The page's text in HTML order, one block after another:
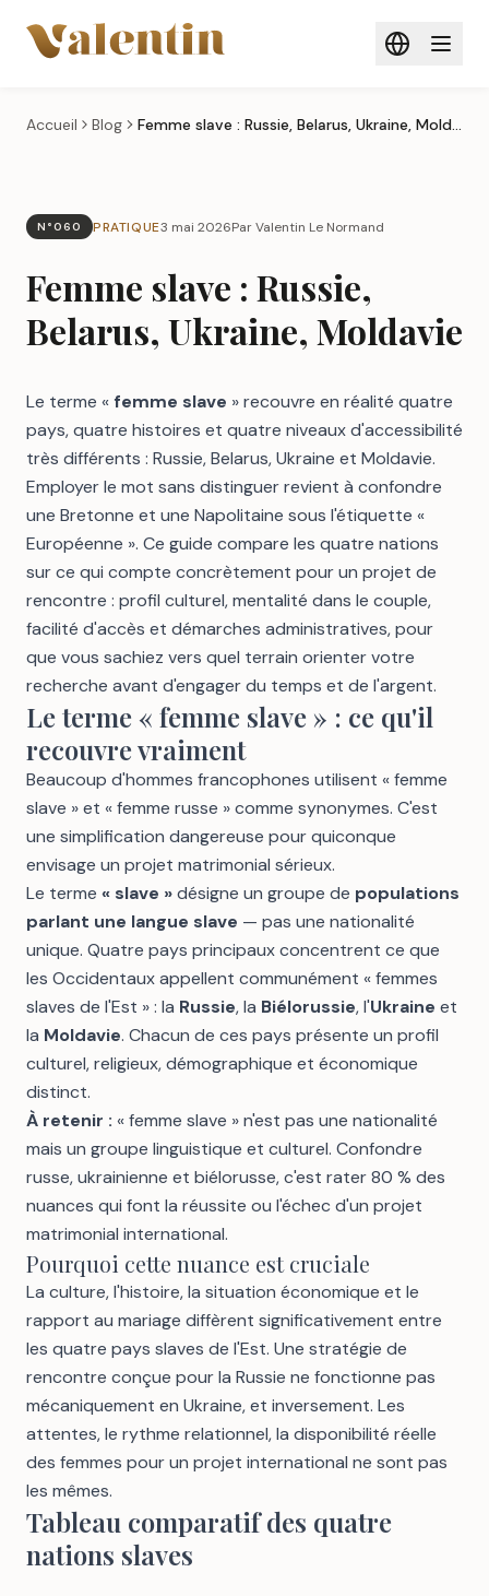
Accueil Blog Femme slave : Russie, Belarus, Ukraine, Moldavie
N°060 PRATIQUE3 mai 2026Par Valentin Le Normand
Femme slave : Russie,
Belarus, Ukraine, Moldavie
Le terme « femme slave » recouvre en réalité quatre
pays, quatre histoires et quatre niveaux d'accessibilité
très différents : Russie, Belarus, Ukraine et Moldavie.
Employer le mot sans distinguer revient à confondre
une Bretonne et une Napolitaine sous l'étiquette «
Européenne ». Ce guide compare les quatre nations
sur ce qui compte concrètement pour un projet de
rencontre : profil culturel, mentalité dans le couple,
facilité d'accès et démarches administratives, pour
que vous sachiez vers quel terrain orienter votre
recherche avant d'engager du temps et de l'argent.
Le terme « femme slave » : ce qu'il
recouvre vraiment
Beaucoup d'hommes francophones utilisent « femme
slave » et « femme russe » comme synonymes. C'est
une simplification dangereuse pour quiconque
envisage un projet matrimonial sérieux.
Le terme « slave »désigne un groupe de populations
parlant une langue slave — pas une nationalité
unique. Quatre pays principaux concentrent ce que
les Occidentaux appellent communément « femmes
slaves de l'Est » : la Russie, la Biélorussie, l'Ukraine et
la Moldavie. Chacun de ces pays présente un profil
culturel, religieux, démographique et économique
distinct.
À retenir : « femme slave » n'est pas une nationalité
mais un groupe linguistique et culturel. Confondre
russe, ukrainienne et biélorusse, c'est rater 80 % des
nuances qui font la réussite ou l'échec d'un projet
matrimonial international.
Pourquoi cette nuance est cruciale
La culture, l'histoire, la situation économique et le
rapport au mariage diffèrent significativement entre
les quatre pays slaves de l'Est. Une stratégie de
rencontre conçue pour la Russie ne fonctionne pas
mécaniquement en Ukraine, et inversement. Les
attentes, le rythme relationnel, la disponibilité réelle
des femmes pour un projet international ne sont pas
les mêmes.
Tableau comparatif des quatre
nations slaves